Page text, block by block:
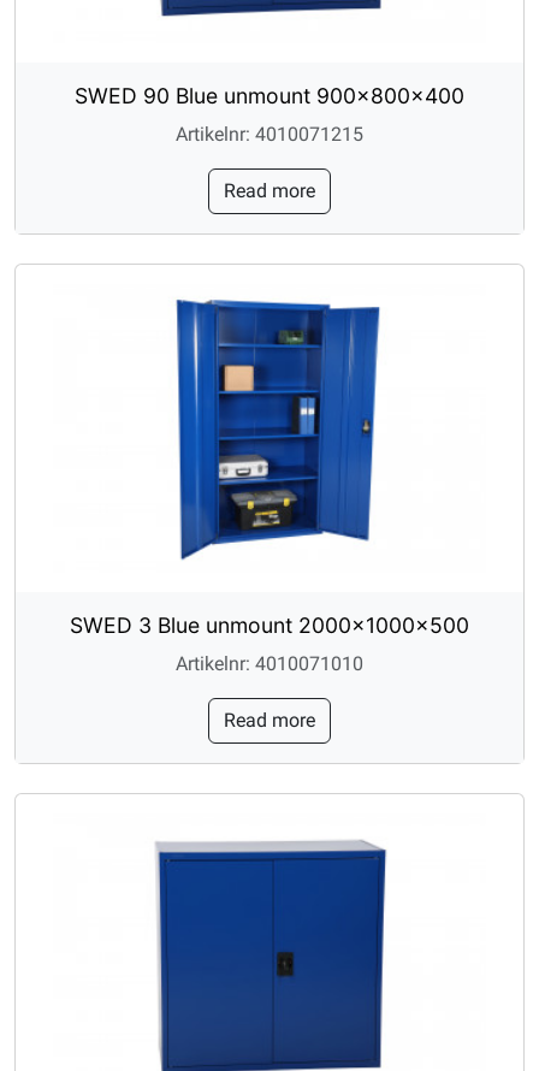
SWED 90 Blue unmount 900x800x400
Artikelnr: 4010071215
Read more
SWED 3 Blue unmount 2000x1000x500
Artikelnr: 4010071010
Read more